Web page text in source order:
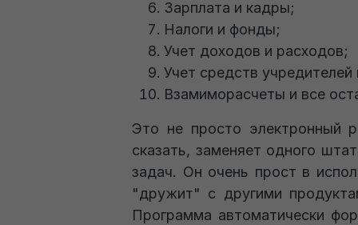
Зарплата и кадры;
Налоги и фонды;
Учет доходов и расходов;
Учет средств учредителей
Взамиморасчеты и все
Это не просто электронный
сказать, заменяет одного
задач. Он очень прост в
"дружит" с другими
Программа автоматически